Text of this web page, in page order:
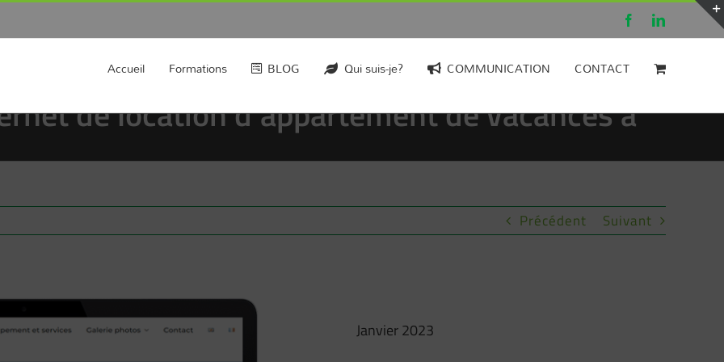
FacebookLinkedIn
Accueil Formations BLOG Qui suis-je? COMMUNICATION CONTACT
de location d’appartement de vacances à
Précédent Suivant
Janvier 2023